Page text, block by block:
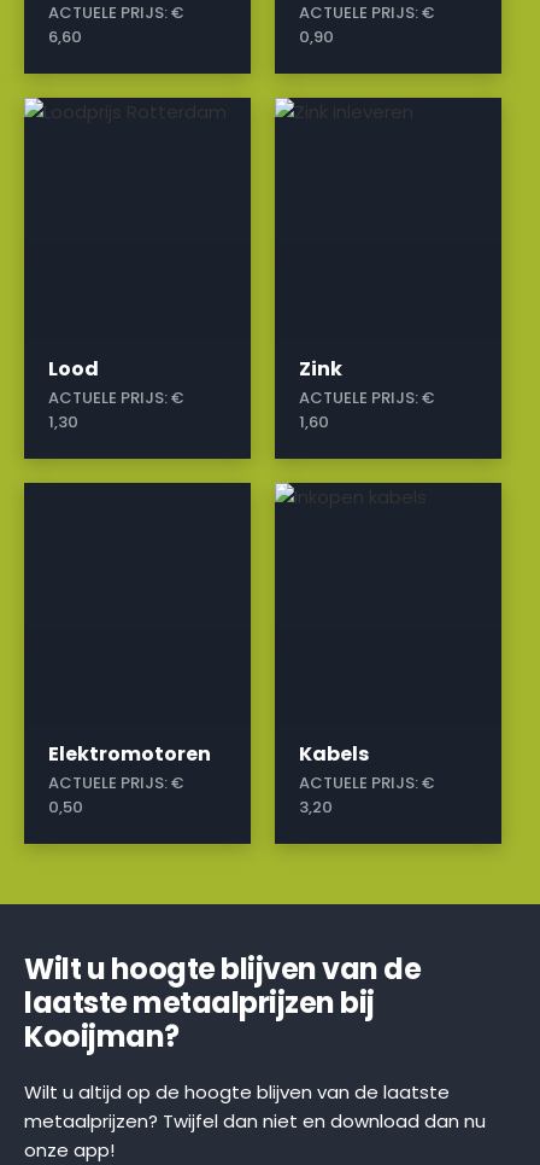
ACTUELE PRIJS:€
6,60
ACTUELE PRIJS:€
0,90
Lood
ACTUELE PRIJS:€
1,30
a
Zink
ACTUELE PRIJS:€
1,60
a
Elektromotoren
ACTUELE PRIJS:€
0,50
Kabels
ACTUELE PRIJS:€
3,20
a
Wilt u hoogte blijven van de
laatste metaalprijzen bij
Kooijman?
Wilt u altijd op de hoogte blijven van de laatste
metaalprijzen? Twijfel dan niet en download dan nu
onze app!